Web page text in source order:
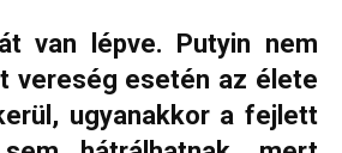
van lépve. Putyin nem
vereség esetén az élete
ugyanakkor a fejlett